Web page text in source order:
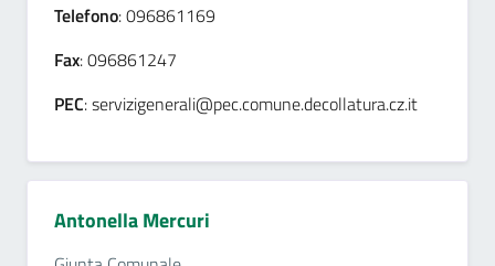
Telefono: 096861169
Fax: 096861247
PEC: servizigenerali@pec.comune.decollatura.cz.it
Antonella Mercuri